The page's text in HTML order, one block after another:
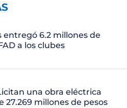
entregó 6.2 millones de
a los clubes
una obra eléctrica
27.269 millones de pesos